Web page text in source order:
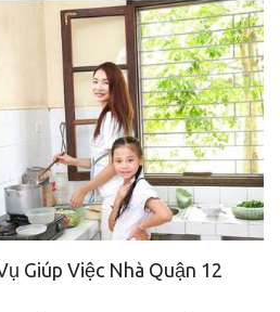
Giúp Việc Nhà Quận 12